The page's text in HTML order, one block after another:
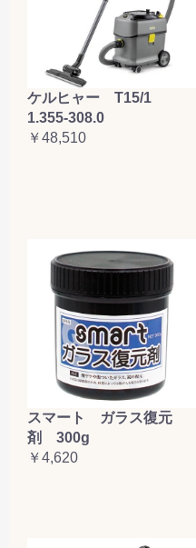
ケルヒャー T15/1
1.355-308.0
￥48,510
スマート ガラス復元
剤 300g
￥4,620